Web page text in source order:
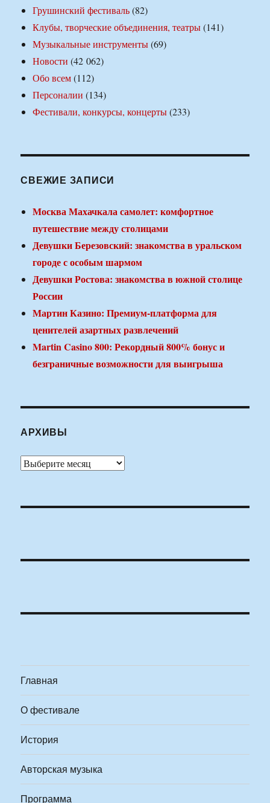
Грушинский фестиваль(82)
Клубы, творческие объединения, театры(141)
Музыкальные инструменты(69)
Новости (42 062)
Обо всем(112)
Персоналии (134)
Фестивали, конкурсы, концерты(233)
СВЕЖИЕ ЗАПИСИ
Москва Махачкала самолет: комфортное
путешествие между столицами
Девушки Березовский: знакомства в уральском
городе с особым шармом
Девушки Ростова: знакомства в южной столице
России
Мартин Казино: Премиум-платформа для
ценителей азартных развлечений
Martin Casino 800: Рекордный 800% бонус и
безграничные возможности для выигрыша
АРХИВЫ
Архивы
Главная
О фестивале
История
Авторская музыка
Программа